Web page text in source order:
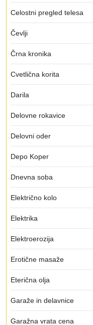
Celostni pregled telesa
Čevlji
Črna kronika
Cvetlična korita
Darila
Delovne rokavice
Delovni oder
Depo Koper
Dnevna soba
Električno kolo
Elektrika
Elektroerozija
Erotične masaže
Eterična olja
Garaže in delavnice
Garažna vrata cena